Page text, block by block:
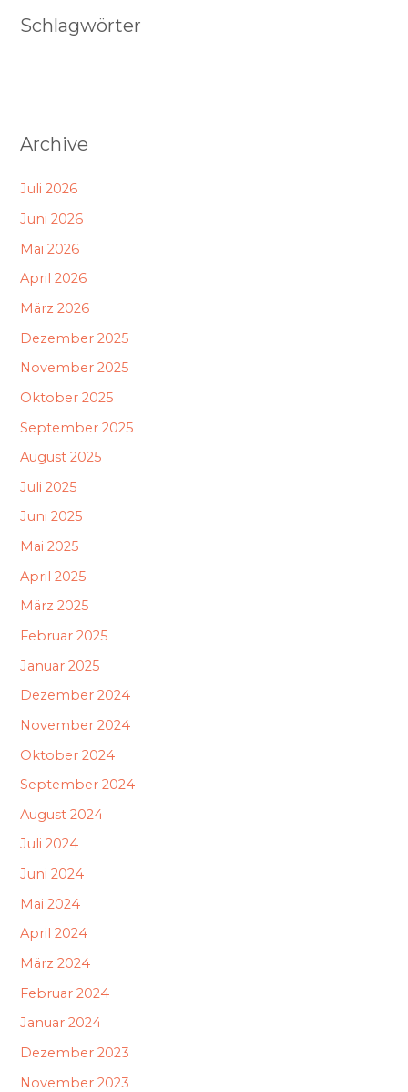
Schlagwörter
Archive
Juli 2026
Juni 2026
Mai 2026
April 2026
März 2026
Dezember 2025
November 2025
Oktober 2025
September 2025
August 2025
Juli 2025
Juni 2025
Mai 2025
April 2025
März 2025
Februar 2025
Januar 2025
Dezember 2024
November 2024
Oktober 2024
September 2024
August 2024
Juli 2024
Juni 2024
Mai 2024
April 2024
März 2024
Februar 2024
Januar 2024
Dezember 2023
November 2023